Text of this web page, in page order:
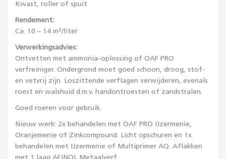
Kwast, roller of spuit
Rendement:
Ca. 10 – 14 m²/liter
Verwerkingsadvies:
Ontvetten met ammonia-oplossing of OAF PRO
verfreiniger. Ondergrond moet goed schoon, droog, stof-
en vetvrij zijn. Loszittende verflagen verwijderen, evenals
roest en walshuid d.m.v. handontroesten of zandstralen.
Goed roeren voor gebruik.
Nieuw werk: 2x behandelen met OAF PRO IJzermenie,
Oranjemenie of Zinkcompound. Licht opschuren en 1x
behandelen met IJzermenie of Multiprimer AQ. Aflakken
met 1 laag AFINOL Metaalverf.